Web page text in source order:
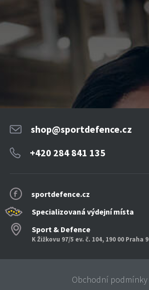
sportdefence.cz
Specializovaná výdejní místa
Sport & Defence
K Žižkovu 97/5 ev. č. 104, 190 00 Praha 9
shop@sportdefence.cz
+420 284 841 135
Obchodní podmínky